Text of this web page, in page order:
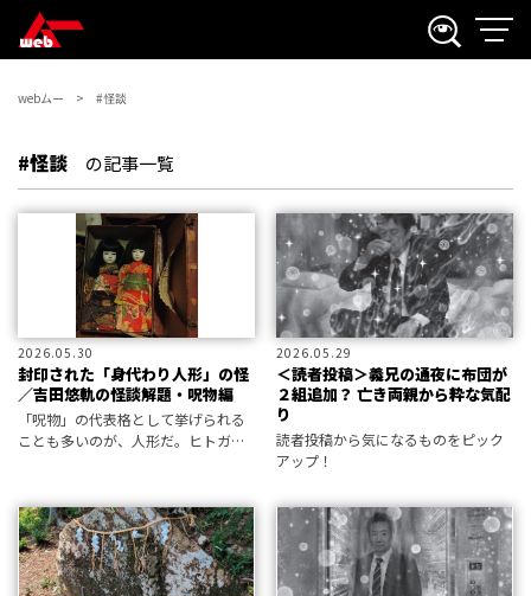
webムー #怪談
#怪談 の記事一覧
2026.05.30
封印された「身代わり人形」の怪
／吉田悠軌の怪談解題・呪物編
「呪物」の代表格として挙げられる
ことも多いのが、人形だ。ヒトガタ
議な出来事を必然的に招きやすいも
のなのだろうか。
2026.05.29
＜読者投稿＞義兄の通夜に布団が
２組追加？ 亡き両親から粋な気配
り
読者投稿から気になるものをピック
アップ！